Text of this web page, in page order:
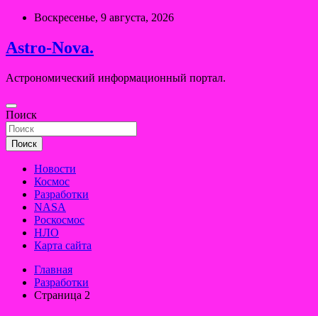
Перейти
содержимому
Воскресенье, 9 августа, 2026
Astro-Nova.
Астрономический информационный портал.
Поиск
Поиск
Новости
Космос
Разработки
NASA
Роскосмос
НЛО
Карта сайта
Главная
Разработки
Страница 2